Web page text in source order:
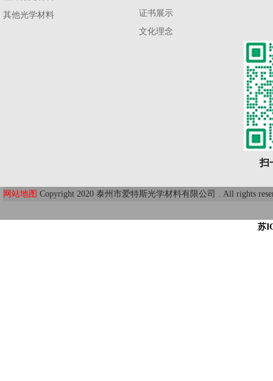
其他光学材料
证书展示
文化理念
扫
网站地图 Copyright 2020 泰州市爱特斯光学材料有限公司 . All rights
苏